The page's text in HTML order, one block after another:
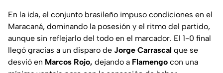
En la ida, el conjunto brasileño impuso condiciones en el
Maracaná, dominando la posesión y el ritmo del partido,
aunque sin reflejarlo del todo en el marcador. El 1-0 final
llegó gracias a un disparo de Jorge Carrascal que se
desvió en Marcos Rojo, dejando a Flamengo con una